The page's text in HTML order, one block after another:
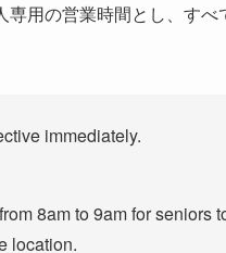
用の営業時間とし、すべ
immediately.
8am to 9am for seniors
location.